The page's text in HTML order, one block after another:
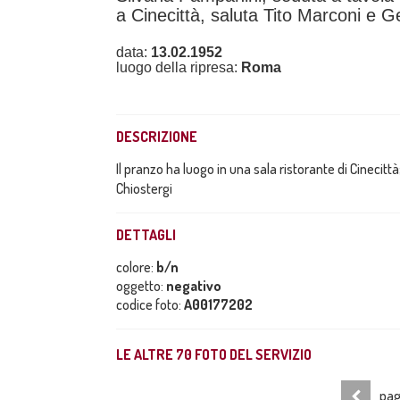
a Cinecittà, saluta Tito Marconi e
data: 13.02.1952
luogo della ripresa: Roma
DESCRIZIONE
Il pranzo ha luogo in una sala ristorante di
Chiostergi
DETTAGLI
colore: b/n
oggetto: negativo
codice foto: A00177202
LE ALTRE 70 FOTO DEL SERVIZIO